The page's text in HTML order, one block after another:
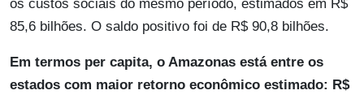
os custos sociais do mesmo período, estimados em R$
85,6 bilhões. O saldo positivo foi de R$ 90,8 bilhões.
Em termos per capita, o Amazonas está entre os
estados com maior retorno econômico estimado: R$